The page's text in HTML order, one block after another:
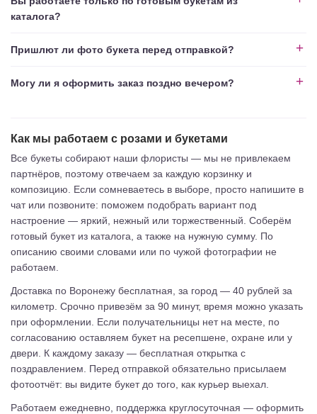
каталога?
Пришлют ли фото букета перед отправкой?
Могу ли я оформить заказ поздно вечером?
Как мы работаем с розами и букетами
Все букеты собирают наши флористы — мы не привлекаем
партнёров, поэтому отвечаем за каждую корзинку и
композицию. Если сомневаетесь в выборе, просто напишите в
чат или позвоните: поможем подобрать вариант под
настроение — яркий, нежный или торжественный. Соберём
готовый букет из каталога, а также на нужную сумму. По
описанию своими словами или по чужой фотографии не
работаем.
Доставка по Воронежу бесплатная, за город — 40 рублей за
километр. Срочно привезём за 90 минут, время можно указать
при оформлении. Если получательницы нет на месте, по
согласованию оставляем букет на ресепшене, охране или у
двери. К каждому заказу — бесплатная открытка с
поздравлением. Перед отправкой обязательно присылаем
фотоотчёт: вы видите букет до того, как курьер выехал.
Работаем ежедневно, поддержка круглосуточная — оформить